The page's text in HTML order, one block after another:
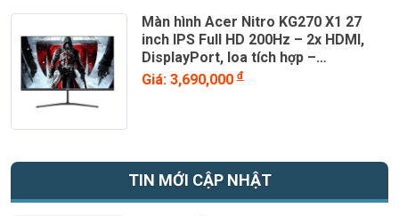
Màn hình Acer Nitro KG270 X1 27
inch IPS Full HD 200Hz – 2x HDMI,
DisplayPort, loa tích hợp –
UM.HX0SV.101
Giá: 3,690,000đ
TIN MỚI CẬP NHẬT